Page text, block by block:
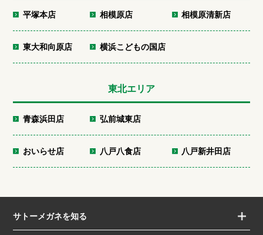
平塚本店 相模原店 相模原清新店
東大和向原店 横浜こどもの国店
東北エリア
青森浜田店 弘前城東店
おいらせ店 八戸八食店 八戸新井田店
サトーメガネを知る